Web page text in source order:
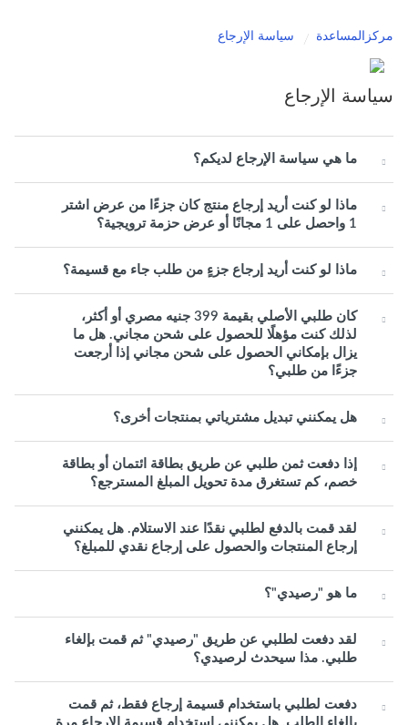
مركزالمساعدة سياسة الإرجاع
سياسة الإرجاع
ما هي سياسة الإرجاع لديكم؟
ماذا لو كنت أريد إرجاع منتج كان جزءًا من عرض اشتر
1 واحصل على 1 مجانًا أو عرض حزمة ترويجية؟
ماذا لو كنت أريد إرجاع جزءٍ من طلب جاء مع قسيمة؟
كان طلبي الأصلي بقيمة 399 جنيه مصري أو أكثر،
لذلك كنت مؤهلًا للحصول على شحن مجاني. هل ما
يزال بإمكاني الحصول على شحن مجاني إذا أرجعت
جزءًا من طلبي؟
هل يمكنني تبديل مشترياتي بمنتجات أخرى؟
إذا دفعت ثمن طلبي عن طريق بطاقة ائتمان أو بطاقة
خصم، كم تستغرق مدة تحويل المبلغ المسترجع؟
لقد قمت بالدفع لطلبي نقدًا عند الاستلام. هل يمكنني
إرجاع المنتجات والحصول على إرجاع نقدي للمبلغ؟
ما هو "رصيدي"؟
لقد دفعت لطلبي عن طريق "رصيدي" ثم قمت بإلغاء
طلبي. مذا سيحدث لرصيدي؟
دفعت لطلبي باستخدام قسيمة إرجاع فقط، ثم قمت